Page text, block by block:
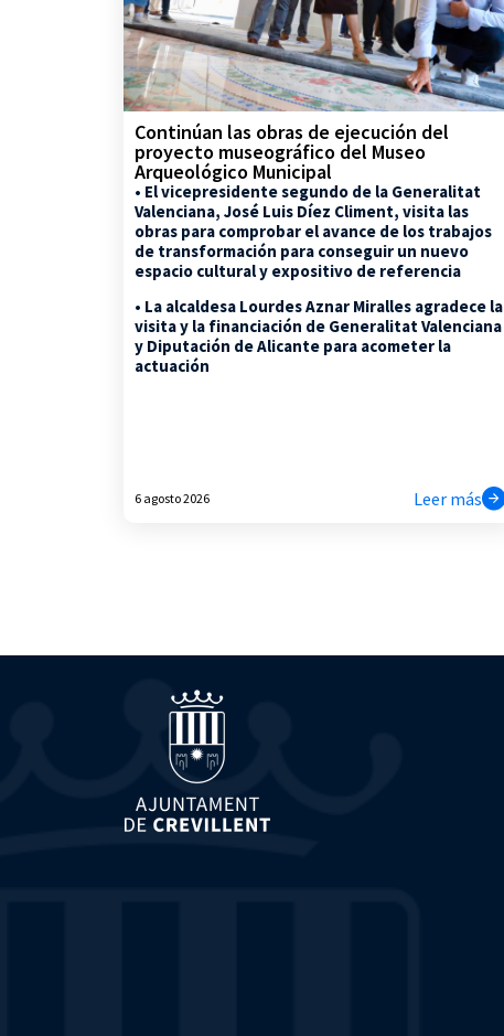
Continúan las obras de ejecución del
proyecto museográfico del Museo
Arqueológico Municipal
• El vicepresidente segundo de la Generalitat
Valenciana, José Luis Díez Climent, visita las
obras para comprobar el avance de los trabajos
de transformación para conseguir un nuevo
espacio cultural y expositivo de referencia
• La alcaldesa Lourdes Aznar Miralles agradece la
visita y la financiación de Generalitat Valenciana
y Diputación de Alicante para acometer la
actuación
6 agosto 2026 Leer más